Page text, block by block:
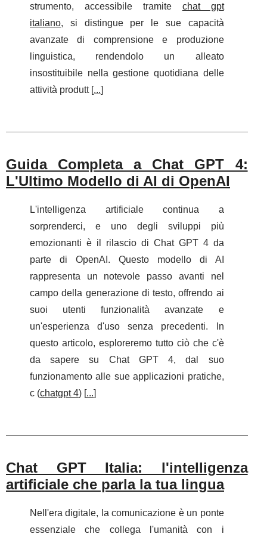
strumento, accessibile tramite chat gpt
italiano, si distingue per le sue capacità
avanzate di comprensione e produzione
linguistica, rendendolo un alleato
insostituibile nella gestione quotidiana delle
attività produtt [...]
Guida Completa a Chat GPT 4:
L'Ultimo Modello di AI di OpenAI
L'intelligenza artificiale continua a
sorprenderci, e uno degli sviluppi più
emozionanti è il rilascio di Chat GPT 4 da
parte di OpenAI. Questo modello di AI
rappresenta un notevole passo avanti nel
campo della generazione di testo, offrendo ai
suoi utenti funzionalità avanzate e
un'esperienza d'uso senza precedenti. In
questo articolo, esploreremo tutto ciò che c'è
da sapere su Chat GPT 4, dal suo
funzionamento alle sue applicazioni pratiche,
c (chatgpt 4) [...]
Chat GPT Italia: l'intelligenza
artificiale che parla la tua lingua
Nell'era digitale, la comunicazione è un ponte
essenziale che collega l'umanità con i